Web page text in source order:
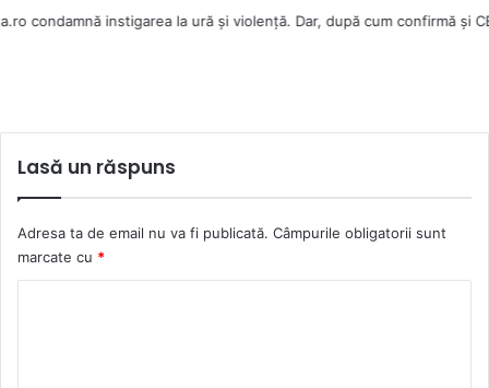
instigarea la ură şi violenţă. Dar, după cum confirmă şi CEDO
Lasă un răspuns
Adresa ta de email nu va fi publicată. Câmpurile obligatorii sunt
marcate cu *